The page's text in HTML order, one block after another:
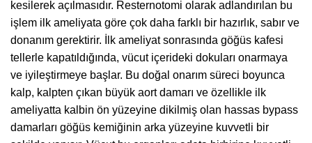
kesilerek açılmasıdır. Resternotomi olarak adlandırılan bu
işlem ilk ameliyata göre çok daha farklı bir hazırlık, sabır ve
donanım gerektirir. İlk ameliyat sonrasında göğüs kafesi
tellerle kapatıldığında, vücut içerideki dokuları onarmaya
ve iyileştirmeye başlar. Bu doğal onarım süreci boyunca
kalp, kalpten çıkan büyük aort damarı ve özellikle ilk
ameliyatta kalbin ön yüzeyine dikilmiş olan hassas bypass
damarları göğüs kemiğinin arka yüzeyine kuvvetli bir